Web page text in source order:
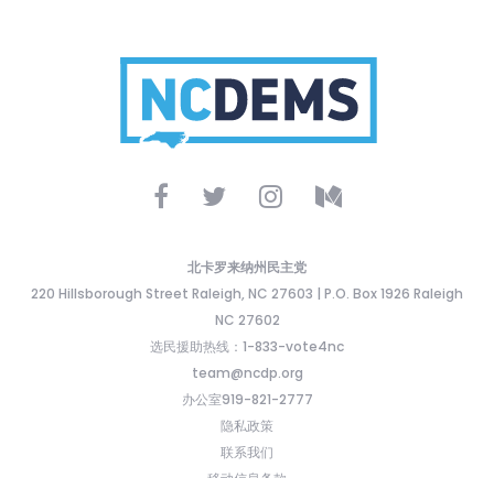
北卡罗来纳州民主党
220 Hillsborough Street Raleigh, NC 27603 | P.O. Box 1926 Raleigh
NC 27602
选民援助热线：1-833-vote4nc
team@ncdp.org
办公室919-821-2777
隐私政策
联系我们